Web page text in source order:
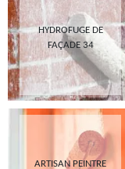
HYDROFUGE DE
FAÇADE 34
ARTISAN PEINTRE